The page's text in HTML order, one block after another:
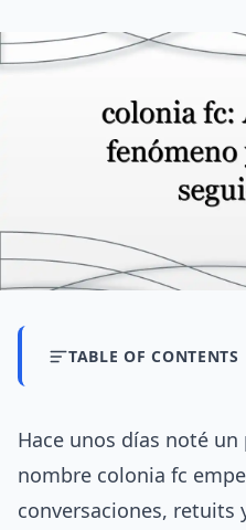
TABLE OF CONTENTS
Hace unos días noté
nombre colonia fc
conversaciones, retuits